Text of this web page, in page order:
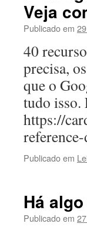
Veja
Publicado em
40
precisa,
que o
tudo isso.
https://
Publicado em
Há
Publicado em